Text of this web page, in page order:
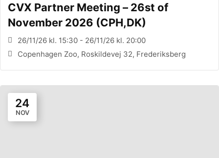
CVX Partner Meeting – 26st of
November 2026 (CPH,DK)
26/11/26 kl. 15:30 - 26/11/26 kl. 20:00
Copenhagen Zoo, Roskildevej 32, Frederiksberg
24
NOV